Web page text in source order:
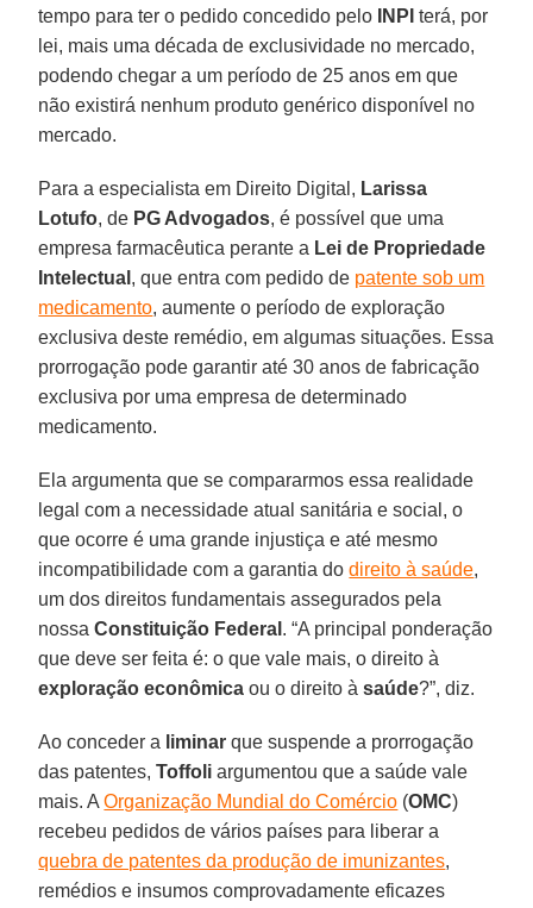
tempo para ter o pedido concedido pelo INPI terá, por
lei, mais uma década de exclusividade no mercado,
podendo chegar a um período de 25 anos em que
não existirá nenhum produto genérico disponível no
mercado.
Para a especialista em Direito Digital, Larissa
Lotufo, de PG Advogados, é possível que uma
empresa farmacêutica perante a Lei de Propriedade
Intelectual , que entra com pedido de patente sob um
medicamento, aumente o período de exploração
exclusiva deste remédio, em algumas situações. Essa
prorrogação pode garantir até 30 anos de fabricação
exclusiva por uma empresa de determinado
medicamento.
Ela argumenta que se compararmos essa realidade
legal com a necessidade atual sanitária e social, o
que ocorre é uma grande injustiça e até mesmo
incompatibilidade com a garantia dodireito à saúde,
um dos direitos fundamentais assegurados pela
nossaConstituição Federal . “A principal ponderação
que deve ser feita é: o que vale mais, o direito à
exploração econômica ou o direito àsaúde?”, diz.
Ao conceder a liminar que suspende a prorrogação
das patentes,Toffoli argumentou que a saúde vale
mais. AOrganização Mundial do Comércio (OMC)
recebeu pedidos de vários países para liberar a
quebra de patentes da produção de imunizantes,
remédios e insumos comprovadamente eficazes